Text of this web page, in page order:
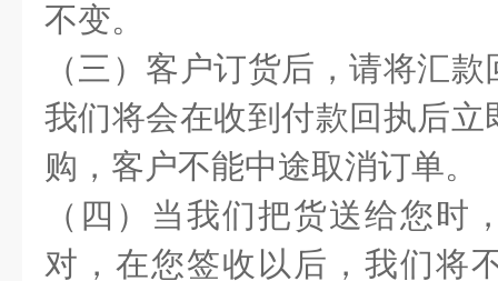
不变。
（三）客户订货后，请将汇
我们将会在收到付款回执后
购，客户不能中途取消订单。
（四）当我们把货送给您时
对，在您签收以后，我们将